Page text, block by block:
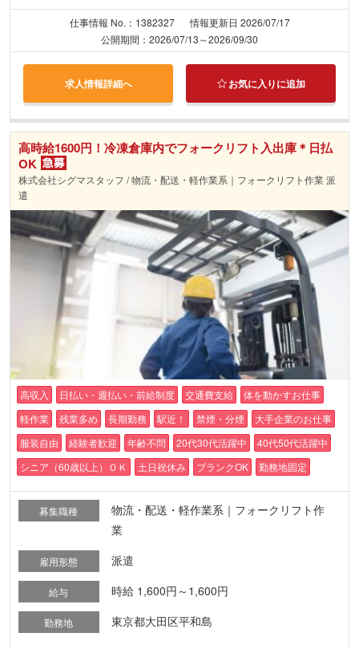
仕事情報 No.：1382327
情報更新日 2026/07/17
公開期間：2026/07/13～2026/09/30
求人情報詳細へ お気に入りに追加
高時給1600円！冷凍倉庫内でフォークリフト入出庫＊日払
OK
株式会社シグマスタッフ / 物流・配送・軽作業系｜フォークリフト作業 派
遣
高収入 日払い・週払い・前給制度 交通費支給
体を動かすお仕事
軽作業
残業多め 長期勤務 駅近！ 禁煙・分煙
大手企業のお仕事
服装自由
経験者歓迎 年齢不問 20代30代活躍中
40代50代活躍中
シニア（60歳以上）ＯＫ
土日祝休み ブランクOK 勤務地固定
募集職種
物流・配送・軽作業系｜フォークリフト作
業
雇用形態 派遣
給与 時給 1,600円～1,600円
勤務地 東京都大田区平和島